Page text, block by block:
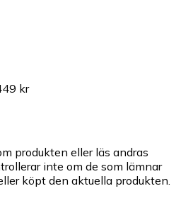
kr
produkten eller läs andras
inte om de som lämnar
köpt den aktuella produkten.